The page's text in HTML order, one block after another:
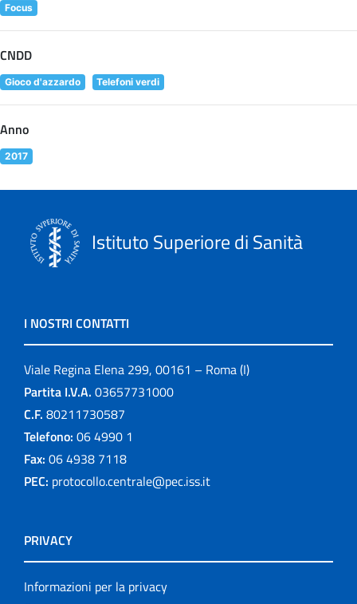
Focus
CNDD
Gioco d'azzardo Telefoni verdi
Anno
2017
Istituto Superiore di Sanità
I NOSTRI CONTATTI
Viale Regina Elena 299, 00161 – Roma (I)
Partita I.V.A. 03657731000
C.F. 80211730587
Telefono: 06 4990 1
Fax: 06 4938 7118
PEC: protocollo.centrale@pec.iss.it
PRIVACY
Informazioni per la privacy